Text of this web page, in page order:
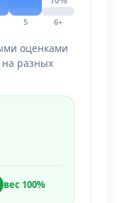
5 6+
оценками
на разных
вес 100%